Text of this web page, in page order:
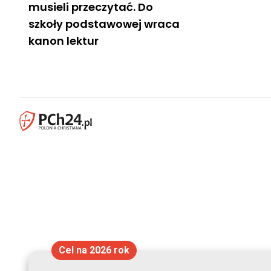
musieli przeczytać. Do
szkoły podstawowej wraca
kanon lektur
Cel na 2026 rok